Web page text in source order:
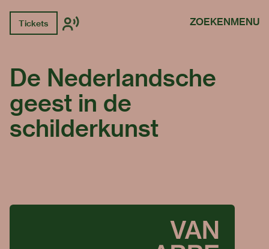
Tickets ZOEKENMENU
De Nederlandsche
geest in de
schilderkunst